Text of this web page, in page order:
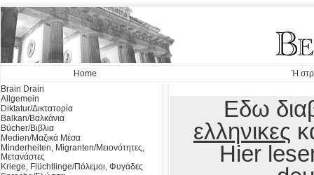
Home
Ή
Brain Drain
Allgemein
Diktatur/Δικτατορία
Balkan/Βαλκάνια
Bücher/Βιβλια
Medien/Μαζικά Μέσα
Minderheiten, Migranten/Μειονότητες,
Μετανάστες
Kriege, Flüchtlinge/Πόλεμοι, Φυγάδες
Εδω
ελληνικες
Hier